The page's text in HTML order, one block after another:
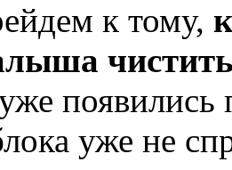
к тому,
появились
уже не